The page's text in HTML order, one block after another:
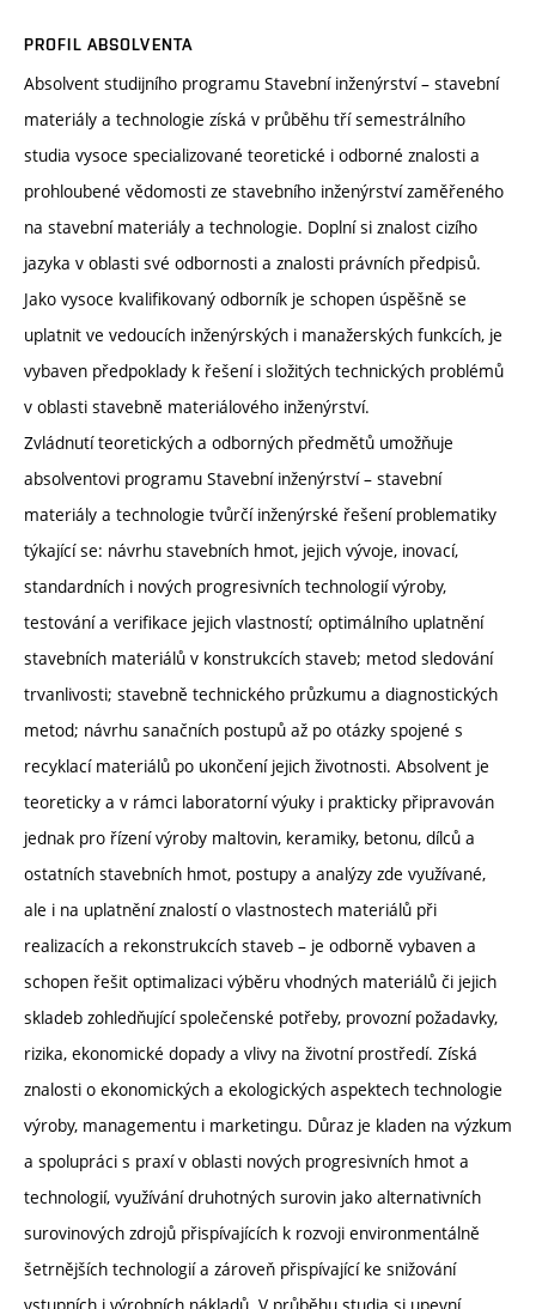
PROFIL ABSOLVENTA
Absolvent studijního programu Stavební inženýrství – stavební
materiály a technologie získá v průběhu tří semestrálního
studia vysoce specializované teoretické i odborné znalosti a
prohloubené vědomosti ze stavebního inženýrství zaměřeného
na stavební materiály a technologie. Doplní si znalost cizího
jazyka v oblasti své odbornosti a znalosti právních předpisů.
Jako vysoce kvalifikovaný odborník je schopen úspěšně se
uplatnit ve vedoucích inženýrských i manažerských funkcích, je
vybaven předpoklady k řešení i složitých technických problémů
v oblasti stavebně materiálového inženýrství.
Zvládnutí teoretických a odborných předmětů umožňuje
absolventovi programu Stavební inženýrství – stavební
materiály a technologie tvůrčí inženýrské řešení problematiky
týkající se: návrhu stavebních hmot, jejich vývoje, inovací,
standardních i nových progresivních technologií výroby,
testování a verifikace jejich vlastností; optimálního uplatnění
stavebních materiálů v konstrukcích staveb; metod sledování
trvanlivosti; stavebně technického průzkumu a diagnostických
metod; návrhu sanačních postupů až po otázky spojené s
recyklací materiálů po ukončení jejich životnosti. Absolvent je
teoreticky a v rámci laboratorní výuky i prakticky připravován
jednak pro řízení výroby maltovin, keramiky, betonu, dílců a
ostatních stavebních hmot, postupy a analýzy zde využívané,
ale i na uplatnění znalostí o vlastnostech materiálů při
realizacích a rekonstrukcích staveb – je odborně vybaven a
schopen řešit optimalizaci výběru vhodných materiálů či jejich
skladeb zohledňující společenské potřeby, provozní požadavky,
rizika, ekonomické dopady a vlivy na životní prostředí. Získá
znalosti o ekonomických a ekologických aspektech technologie
výroby, managementu i marketingu. Důraz je kladen na výzkum
a spolupráci s praxí v oblasti nových progresivních hmot a
technologií, využívání druhotných surovin jako alternativních
surovinových zdrojů přispívajících k rozvoji environmentálně
šetrnějších technologií a zároveň přispívající ke snižování
vstupních i výrobních nákladů. V průběhu studia si upevní